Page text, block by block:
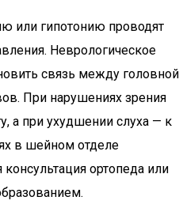
или гипотонию проводят
Неврологическое
связь между головной
При нарушениях зрения
а при ухудшении слуха — к
в шейном отделе
ортопеда или